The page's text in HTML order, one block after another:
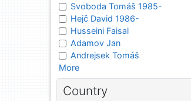
Svoboda Tomáš 1985-
Hejč David 1986-
Husseini Faisal
Adamov Jan
Andrejsek Tomáš
More
Country